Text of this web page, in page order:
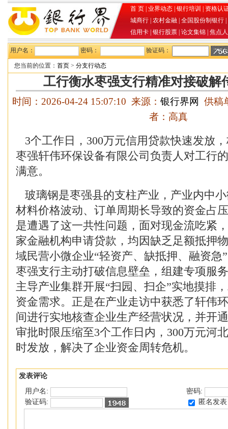
首 页 业界动态 银行培训
资格认
城商行 农村金融 全国股份制银行
信用卡 银行股票 论文集锦 焦点
用户名： 密码： 验证码：
您当前的位置： 首页 > 分支行动态
工行衡水枣强支行精准对接破解
时间：2026-04-24 15:07:10 来源： 银行界网
供稿
者：高真
3个工作日，300万元信用贷款快速发放
枣强轩伟环保设备有限公司负责人对工行
满意。
玻璃钢是枣强县的支柱产业，产业内中
材料价格波动、订单周期长导致的资金占
是遭遇了这一共性问题，面对现金流吃紧
家金融机构申请贷款，均因缺乏足额抵押
域民营小微企业“轻资产、缺抵押、融资急
枣强支行主动打破信息壁垒，组建专项服
主导产业集群开展“扫园、扫企”实地摸排
资金需求。正是在产业走访中获悉了轩伟
间进行实地核查企业生产经营状况，并开
审批时限压缩至3个工作日内，300万元河
时发放，解决了企业资金周转危机。
发表评论
用户名:
密码:
验证码:
匿名发表